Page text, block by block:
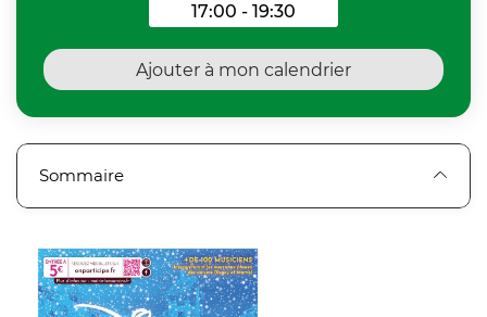
Horaires au 13 Décembre
17:00 - 19:30
Ajouter à mon calendrier
Sommaire